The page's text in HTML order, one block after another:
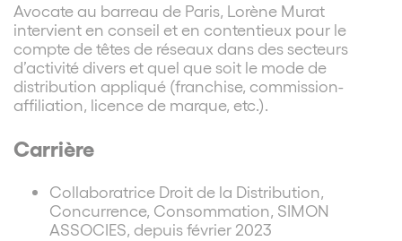
Avocate au barreau de Paris, Lorène Murat
intervient en conseil et en contentieux pour le
compte de têtes de réseaux dans des secteurs
d’activité divers et quel que soit le mode de
distribution appliqué (franchise, commission-
affiliation, licence de marque, etc.).
Carrière
Collaboratrice Droit de la Distribution,
Concurrence, Consommation, SIMON
ASSOCIES, depuis février 2023